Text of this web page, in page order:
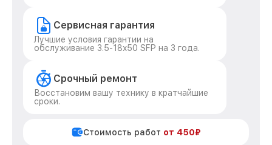
Сервисная гарантия
Лучшие условия гарантии на
обслуживание 3.5-18x50 SFP на 3 года.
Срочный ремонт
Восстановим вашу технику в кратчайшие
сроки.
Стоимость работ от 450₽